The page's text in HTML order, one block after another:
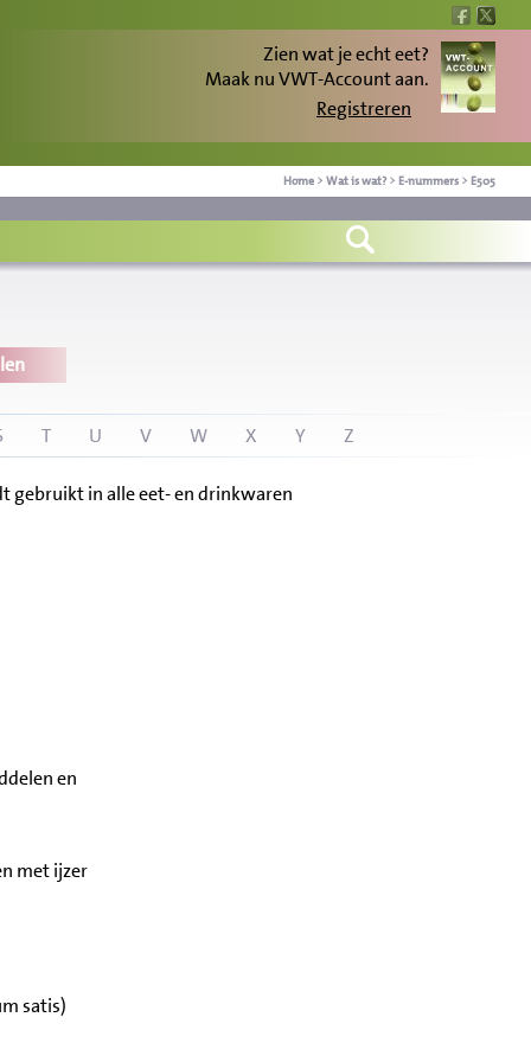
Zien wat je echt eet?
Maak nu VWT-Account aan.
Registreren
Home > Wat is wat?> E-nummers > E505
T U V W X Y Z
gebruikt in alle eet- en drinkwaren
en
met ijzer
satis)